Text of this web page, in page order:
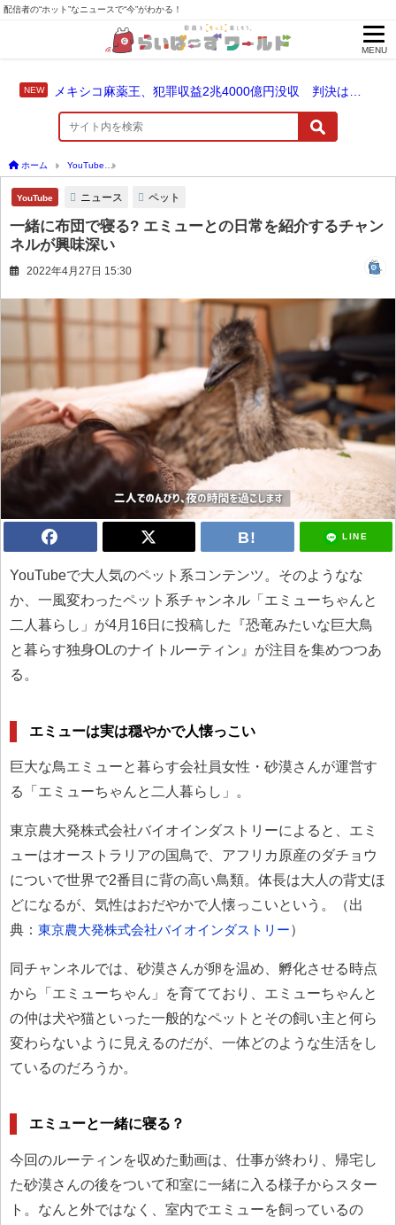
配信者の“ホット”なニュースで“今”がわかる！
MENU
ホーム YouTube
YouTube ニュース ペット
一緒に布団で寝る? エミューとの日常を紹介するチャン
ネルが興味深い
2022年4月27日 15:30
LINE
YouTubeで大人気のペット系コンテンツ。そのようなな
か、一風変わったペット系チャンネル「エミューちゃんと
二人暮らし」が4月16日に投稿した『恐竜みたいな巨大鳥
と暮らす独身OLのナイトルーティン』が注目を集めつつあ
る。
エミューは実は穏やかで人懐っこい
巨大な鳥エミューと暮らす会社員女性・砂漠さんが運営す
る「エミューちゃんと二人暮らし」。
東京農大発株式会社バイオインダストリーによると、エミ
ューはオーストラリアの国鳥で、アフリカ原産のダチョウ
についで世界で2番目に背の高い鳥類。体長は大人の背丈ほ
どになるが、気性はおだやかで人懐っこいという。（出
典： 東京農大発株式会社バイオインダストリー）
同チャンネルでは、砂漠さんが卵を温め、孵化させる時点
から「エミューちゃん」を育てており、エミューちゃんと
の仲は犬や猫といった一般的なペットとその飼い主と何ら
変わらないように見えるのだが、一体どのような生活をし
ているのだろうか。
エミューと一緒に寝る？
今回のルーティンを収めた動画は、仕事が終わり、帰宅し
た砂漠さんの後をついて和室に一緒に入る様子からスター
ト。なんと外ではなく、室内でエミューを飼っているの